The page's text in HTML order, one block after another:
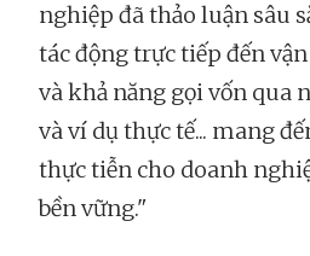
nghiệp đã thảo luận sâu
tác động trực tiếp đến
và khả năng gọi vốn qua
và ví dụ thực tế... mang
thực tiễn cho doanh
bền vững."